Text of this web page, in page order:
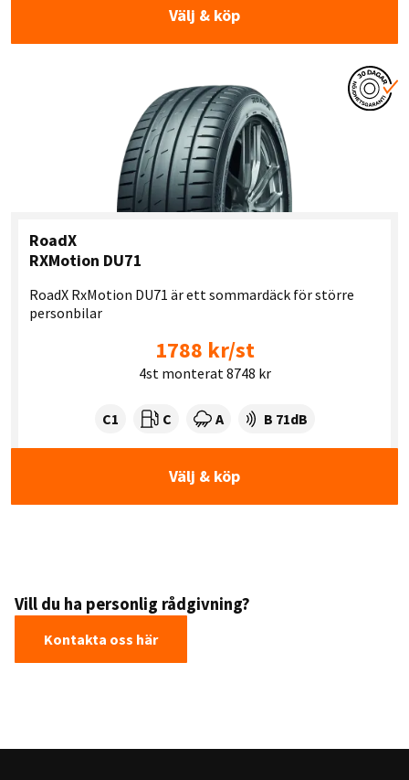
Välj & köp
RoadX
RXMotion DU71
RoadX RxMotion DU71 är ett sommardäck för större
personbilar
1788 kr/st
4st monterat 8748 kr
Tyre class:
C1 Rullmotstånd:
C Våtgrepp:
A Ljudnivå dB:
B 71dB
Välj & köp
Vill du ha personlig rådgivning?
Kontakta oss här